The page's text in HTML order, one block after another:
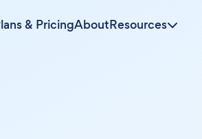
& PricingAboutResources